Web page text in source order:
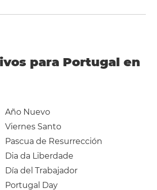
para Portugal en
Año Nuevo
Viernes Santo
Pascua de Resurrección
Dia da Liberdade
Día del Trabajador
Portugal Day